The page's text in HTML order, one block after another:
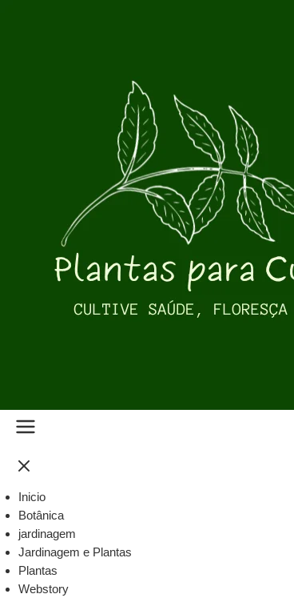
Inicio
Botânica
jardinagem
Jardinagem e Plantas
Plantas
Webstory